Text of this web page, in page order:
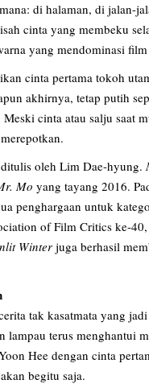
di halaman, di jalan-
cinta yang membeku
yang mendominasi
cinta pertama tokoh
akhirnya, tetap putih
cinta atau salju saat
oleh Lim Dae-hyung.
Mo yang tayang 2016.
penghargaan untuk
of Film Critics ke-
Winter juga berhasil
tak kasatmata yang
lampau terus menghantui
Hee dengan cinta
begitu saja.